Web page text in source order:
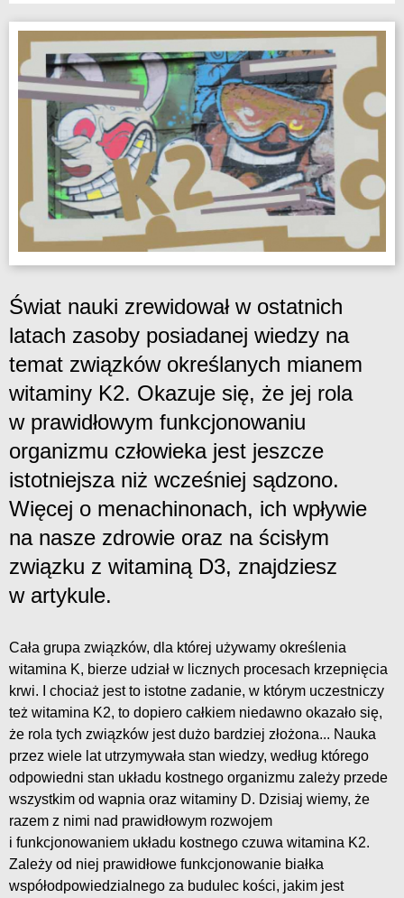
Świat nauki zrewidował w ostatnich
latach zasoby posiadanej wiedzy na
temat związków określanych mianem
witaminy K2. Okazuje się, że jej rola
w prawidłowym funkcjonowaniu
organizmu człowieka jest jeszcze
istotniejsza niż wcześniej sądzono.
Więcej o menachinonach, ich wpływie
na nasze zdrowie oraz na ścisłym
związku z witaminą D3, znajdziesz
w artykule.
Cała grupa związków, dla której używamy określenia
witamina K, bierze udział w licznych procesach krzepnięcia
krwi. I chociaż jest to istotne zadanie, w którym uczestniczy
też witamina K2, to dopiero całkiem niedawno okazało się,
że rola tych związków jest dużo bardziej złożona... Nauka
przez wiele lat utrzymywała stan wiedzy, według którego
odpowiedni stan układu kostnego organizmu zależy przede
wszystkim od wapnia oraz witaminy D. Dzisiaj wiemy, że
razem z nimi nad prawidłowym rozwojem
i funkcjonowaniem układu kostnego czuwa witamina K2.
Zależy od niej prawidłowe funkcjonowanie białka
współodpowiedzialnego za budulec kości, jakim jest